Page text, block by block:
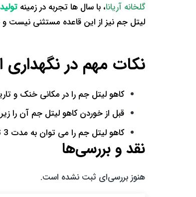
گلخانه آریانا، با سال ها تجربه در زمینه
لیتل جم نیز از این قاعده مستثنی نیست
نکات مهم در نگهداری
کاهو لیتل جم را در مکانی خنک و
قبل از خوردن کاهو لیتل جم آن را
کاهو لیتل جم را می توان به مدت 3 تا 5 روز در یخچال نگهداری کرد.
نقد و بررسی‌ها
هنوز بررسی‌ای ثبت نشده است.